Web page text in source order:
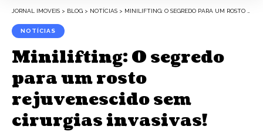
JORNAL IMOVEIS > BLOG > NOTÍCIAS > MINILIFTING: O SEGREDO PARA UM ROSTO REJUVENESCIDO SEM CIRURGIAS INVASIVAS!
NOTÍCIAS
Minilifting: O segredo
para um rosto
rejuvenescido sem
cirurgias invasivas!